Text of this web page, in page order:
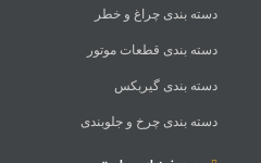
دسته بندی چراغ و خطر
دسته بندی قطعات موتور
دسته بندی گیربکس
دسته بندی چرخ و جلوبندی